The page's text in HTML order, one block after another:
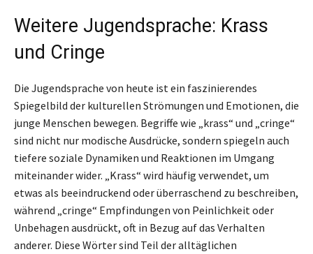
Weitere Jugendsprache: Krass
und Cringe
Die Jugendsprache von heute ist ein faszinierendes
Spiegelbild der kulturellen Strömungen und Emotionen, die
junge Menschen bewegen. Begriffe wie „krass“ und „cringe“
sind nicht nur modische Ausdrücke, sondern spiegeln auch
tiefere soziale Dynamiken und Reaktionen im Umgang
miteinander wider. „Krass“ wird häufig verwendet, um
etwas als beeindruckend oder überraschend zu beschreiben,
während „cringe“ Empfindungen von Peinlichkeit oder
Unbehagen ausdrückt, oft in Bezug auf das Verhalten
anderer. Diese Wörter sind Teil der alltäglichen